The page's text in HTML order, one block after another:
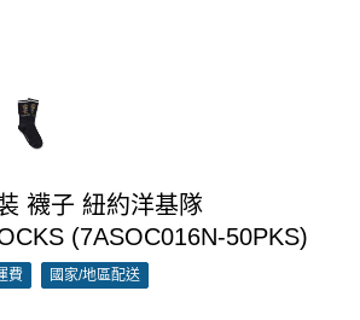
襪子 紐約洋基隊
(7ASOC016N-50PKS)
費 國家/地區配送